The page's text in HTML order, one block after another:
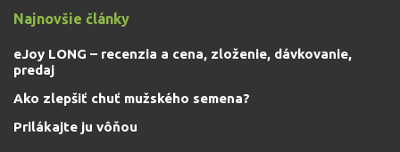
Najnovšie články
eJoy LONG – recenzia a cena, zloženie, dávkovanie,
predaj
Ako zlepšiť chuť mužského semena?
Prilákajte ju vôňou